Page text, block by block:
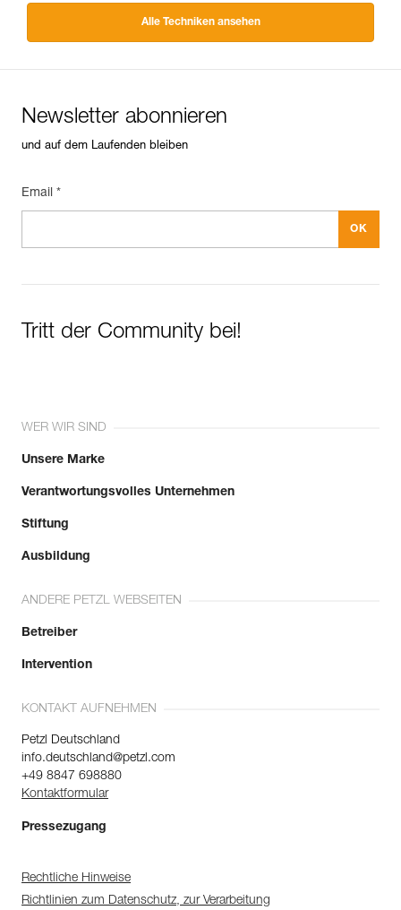
Alle Techniken ansehen
Newsletter abonnieren
und auf dem Laufenden bleiben
Email *
Tritt der Community bei!
WER WIR SIND
Unsere Marke
Verantwortungsvolles Unternehmen
Stiftung
Ausbildung
ANDERE PETZL WEBSEITEN
Betreiber
Intervention
KONTAKT AUFNEHMEN
Petzl Deutschland
info.deutschland@petzl.com
+49 8847 698880
Kontaktformular
Pressezugang
Rechtliche Hinweise
Richtlinien zum Datenschutz, zur Verarbeitung